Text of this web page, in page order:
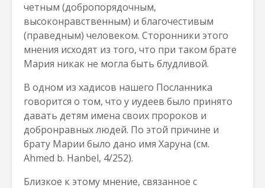
четным (добропорядочным,
высоконравственным) и благочестивым
(праведным) человеком. Сторонники этого
мнения исходят из того, что при таком брате
Мария никак не могла быть блудливой.
В одном из хадисов нашего Посланника
говорится о том, что у иудеев было принято
давать детям имена своих пророков и
добронравных людей. По этой причине и
брату Марии было дано имя Харуна (см.
Ahmed b. Hanbel, 4/252).
Близкое к этому мнение, связанное с